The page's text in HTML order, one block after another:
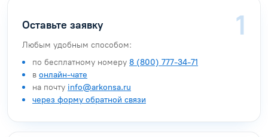
Оставьте заявку
Любым удобным способом:
по бесплатному номеру 8 (800) 777-34-71
в онлайн-чате
на почту info@arkonsa.ru
через форму обратной связи